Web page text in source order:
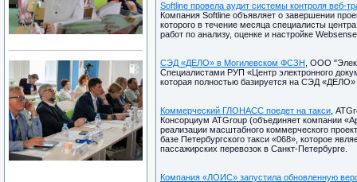
Softline провела аудит системы контроля веб-
Компания Softline объявляет о завершении
которого в течение месяца специалисты
работ по анализу, оценке и настройке
СЭД «ДЕЛО» в Могилевском ФСЗН , ООО
Специалистами РУП «Центр электронного
которая полностью базируется на СЭД
Коммерческий ГЛОНАСС поедет на такси ,
Консорциум ATGroup (объединяет компании
реализации масштабного коммерческого
базе Петербургского такси «068», которое
пассажирских перевозок в Санкт-Петербурге.
Компания «ЛОИС» запустила обновленную